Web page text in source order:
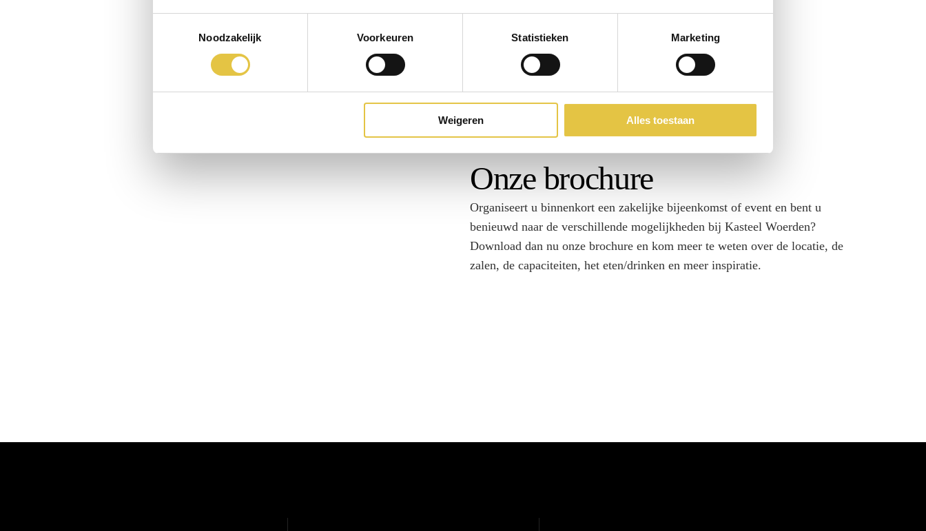
Noodzakelijk
Voorkeuren Statistieken Marketing
Weigeren Alles toestaan
Onze brochure
Organiseert u binnenkort een zakelijke bijeenkomst of event en bent u
benieuwd naar de verschillende mogelijkheden bij Kasteel Woerden?
Download dan nu onze brochure en kom meer te weten over de locatie, de
zalen, de capaciteiten, het eten/drinken en meer inspiratie.